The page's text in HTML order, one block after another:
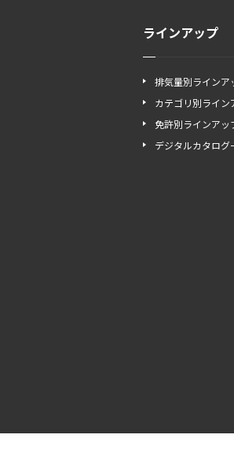
ラインアップ
排気量別ラインア
カテゴリ別ライン
免許別ラインアッ
デジタルカタログ